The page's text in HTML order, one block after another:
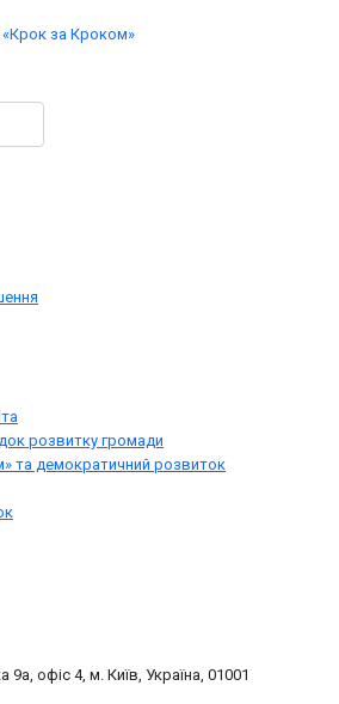
розвитку громади
та демократичний розвиток
офіс 4, м. Київ, Україна, 01001